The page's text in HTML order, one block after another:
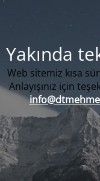
Yakında
Web sitemiz kısa
Anlayışınız için